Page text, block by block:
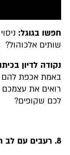
חפשו בגוגל:
שותים אלכוהול?
נקודה לדיון
באמת אכפת להם
רואים את
לכם שקופים?
8. רעבים עם לב